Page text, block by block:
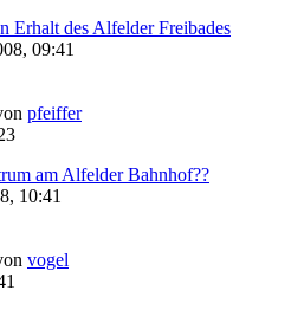
Erhalt des Alfelder Freibades
09:41
pfeiffer
am Alfelder Bahnhof??
10:41
vogel